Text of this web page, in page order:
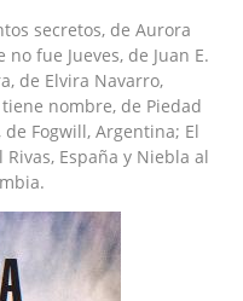
secretos, de Aurora
fue Jueves, de Juan E.
de Elvira Navarro,
nombre, de Piedad
Fogwill, Argentina; El
España y Niebla al